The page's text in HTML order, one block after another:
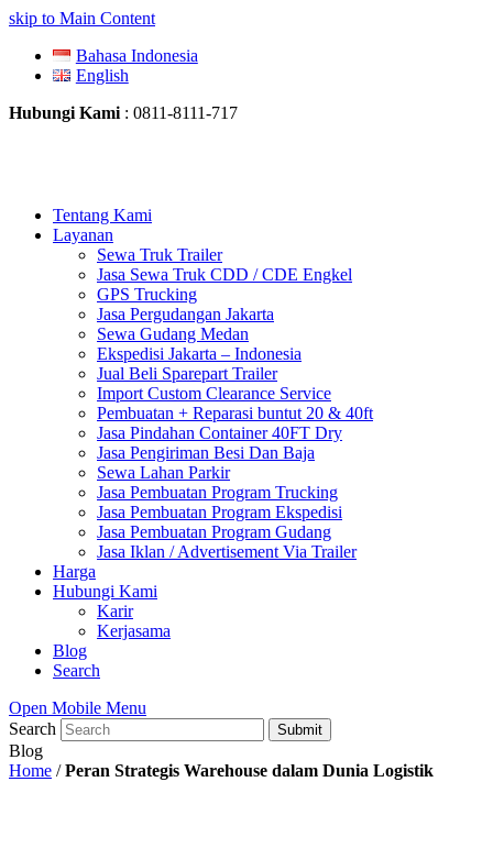
skip to Main Content
Bahasa Indonesia
English
Hubungi Kami : 0811-8111-717
Tentang Kami
Layanan
Sewa Truk Trailer
Jasa Sewa Truk CDD / CDE Engkel
GPS Trucking
Jasa Pergudangan Jakarta
Sewa Gudang Medan
Ekspedisi Jakarta – Indonesia
Jual Beli Sparepart Trailer
Import Custom Clearance Service
Pembuatan + Reparasi buntut 20 & 40ft
Jasa Pindahan Container 40FT Dry
Jasa Pengiriman Besi Dan Baja
Sewa Lahan Parkir
Jasa Pembuatan Program Trucking
Jasa Pembuatan Program Ekspedisi
Jasa Pembuatan Program Gudang
Jasa Iklan / Advertisement Via Trailer
Harga
Hubungi Kami
Karir
Kerjasama
Blog
Search
Open Mobile Menu
Search
Submit
Blog
Home /Peran Strategis Warehouse dalam Dunia Logistik